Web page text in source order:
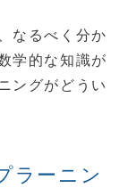
なるべく分か
学的な知識が
ングがどうい
ラーニン